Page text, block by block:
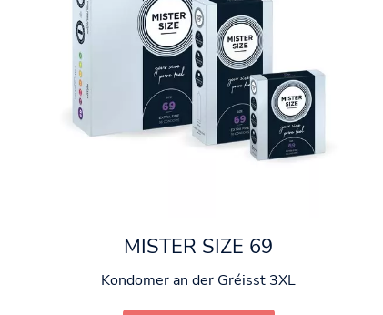
MISTER SIZE 69
Kondomer an der Gréisst 3XL